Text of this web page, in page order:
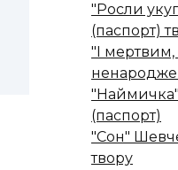
"Росли
(паспорт)
"І мертвим,
(паспорт)
"Сон"
твору